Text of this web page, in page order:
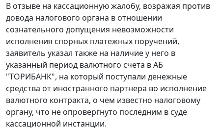
В отзыве на кассационную жалобу, возражая против
довода налогового органа в отношении
сознательного допущения невозможности
исполнения спорных платежных поручений,
заявитель указал также на наличие у него в
указанный период валютного счета в АБ
"ТОРИБАНК", на который поступали денежные
средства от иностранного партнера во исполнение
валютного контракта, о чем известно налоговому
органу, что не опровергнуто последним в суде
кассационной инстанции.